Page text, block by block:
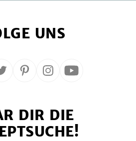
UNS
Folge
Twitter
Folge
Pinterest
Folge
Instagram
Folge
YouTube
DIR DIE